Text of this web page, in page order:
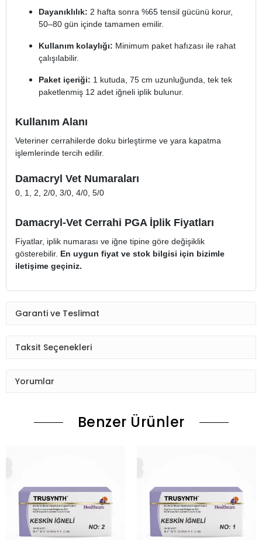
Dayanıklılık: 2 hafta sonra %65 tensil gücünü korur,
50–80 gün içinde tamamen emilir.
Kullanım kolaylığı: Minimum paket hafızası ile rahat
çalışılabilir.
Paket içeriği: 1 kutuda, 75 cm uzunluğunda, tek tek
paketlenmiş 12 adet iğneli iplik bulunur.
Kullanım Alanı
Veteriner cerrahilerde doku birleştirme ve yara kapatma
işlemlerinde tercih edilir.
Damacryl Vet Numaraları
0, 1, 2, 2/0, 3/0, 4/0, 5/0
Damacryl-Vet Cerrahi PGA İplik Fiyatları
Fiyatlar, iplik numarası ve iğne tipine göre değişiklik
gösterebilir. En uygun fiyat ve stok bilgisi için bizimle
iletişime geçiniz.
Garanti ve Teslimat
Taksit Seçenekleri
Yorumlar
Benzer Ürünler